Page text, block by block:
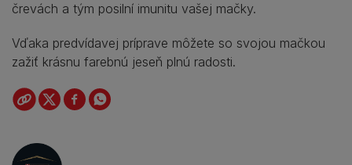
črevách a tým posilní imunitu vašej mačky.
Vďaka predvídavej príprave môžete so svojou mačkou
zažiť krásnu farebnú jeseň plnú radosti.